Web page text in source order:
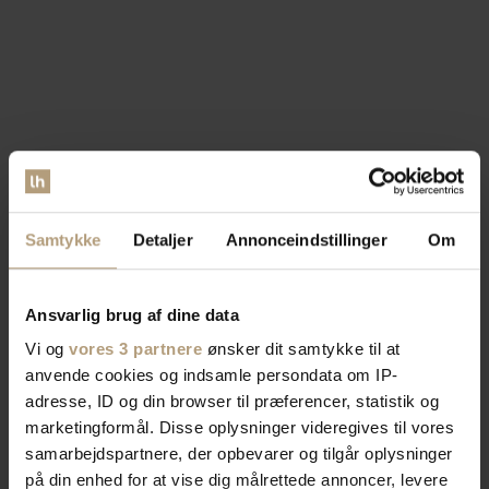
Samtykke Detaljer Annonceindstillinger Om
Ansvarlig brug af dine data
Vi og vores 3 partnere ønsker dit samtykke til at
anvende cookies og indsamle persondata om IP-
adresse, ID og din browser til præferencer, statistik og
marketingformål. Disse oplysninger videregives til vores
samarbejdspartnere, der opbevarer og tilgår oplysninger
på din enhed for at vise dig målrettede annoncer, levere